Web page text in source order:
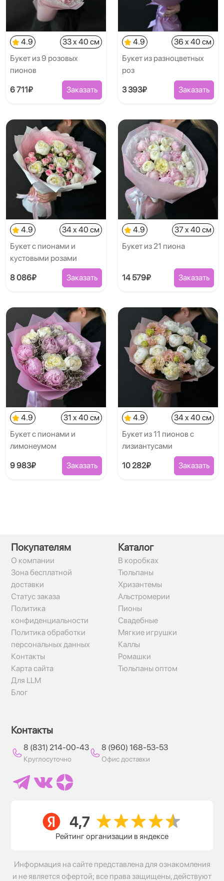
4.9
33 x 40 см
Букет из 9 розовых
пионов
6 711₽ Заказать
4.9
36 x 40 см
Букет из разноцветных
роз
3 393₽ Заказать
4.9
34 x 40 см
Букет с пионами и
кустовыми розами
8 086₽ Заказать
4.9
37 x 40 см
Букет из 21 пиона
14 579₽ Заказать
4.9
31 x 40 см
Букет с пионами и
лимонеумом
9 983₽ Заказать
4.9
34 x 40 см
Букет из 11 пионов с
лизиантусами
10 282₽ Заказать
Покупателям
О компании
Зона бесплатной
доставки
Статус заказа
Политика
конфиденциальности
Политика обработки
персональных данных
Контакты
Карта сайта
Для LLM
Блог
Каталог
В коробках
Тюльпаны
Хризантемы
Альстромерии
Пионы
Свадебные
Мягкие игрушки
Каллы
Ромашки
Тюльпаны оптом
Контакты
8 (831) 214-00-43
Круглосуточно
8 (960) 168-53-53
Офис доставки
Рейтинг организации в яндексе
Информация на сайте представлена для ознакомления
и не является офертой; все права защищены, действуют